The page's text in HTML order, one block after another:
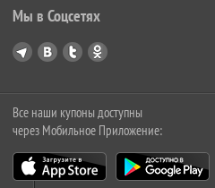
Мы в Соцсетях
Все наши купоны доступны
через Мобильное Приложение: